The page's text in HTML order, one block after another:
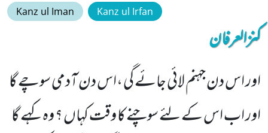
Kanz ul Iman Kanz ul Irfan
کنزالعرفان
اور اس دن جہنم لائی جائے گی ،اس دن آدمی سوچے گا
اور اب اس کے لئے سوچنے کا وقت کہاں ؟ وہ کہے گا